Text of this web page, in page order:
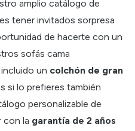
amplio catálogo de
tener invitados sorpresa
de hacerte con un
sofás cama
un colchón de gran
si lo prefieres también
personalizable de
con la garantía de 2 años